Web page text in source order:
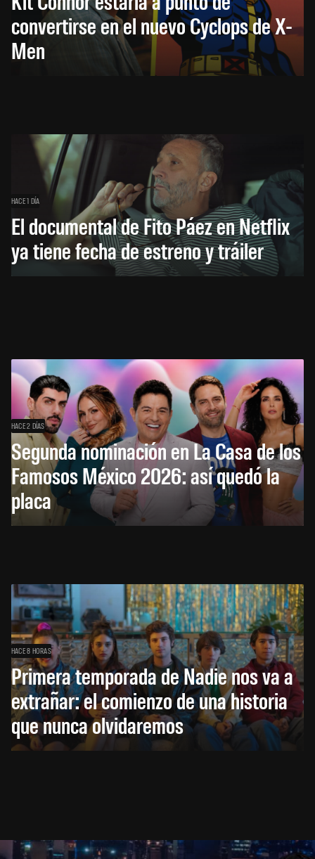
convertirse en el nuevo Cyclops de X-
Men
HACE 1 DÍA
El documental de Fito Páez en Netflix
ya tiene fecha de estreno y tráiler
HACE 2 DÍAS
Segunda nominación en La Casa de los
Famosos México 2026: así quedó la
placa
HACE 8 HORAS
Primera temporada de Nadie nos va a
extrañar: el comienzo de una historia
que nunca olvidaremos